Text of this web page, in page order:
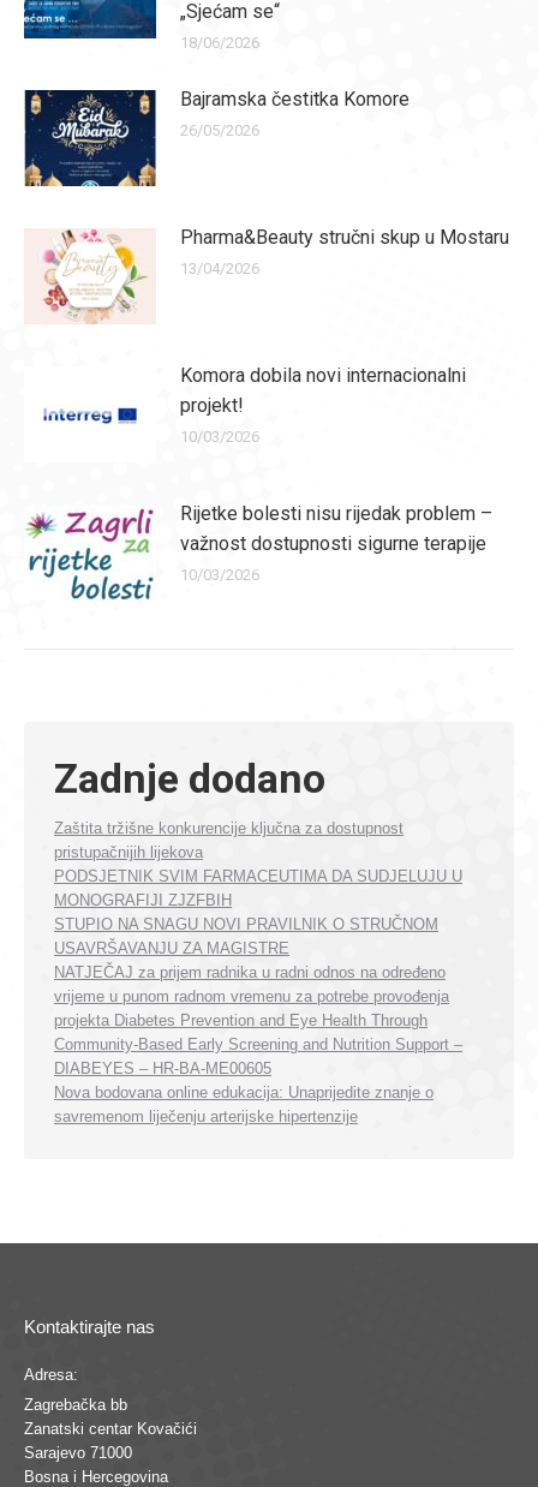
„Sjećam se“
18/06/2026
Bajramska čestitka Komore
26/05/2026
Pharma&Beauty stručni skup u Mostaru
13/04/2026
Komora dobila novi internacionalni
projekt!
10/03/2026
Rijetke bolesti nisu rijedak problem –
važnost dostupnosti sigurne terapije
10/03/2026
Zadnje dodano
Zaštita tržišne konkurencije ključna za dostupnost
pristupačnijih lijekova
PODSJETNIK SVIM FARMACEUTIMA DA SUDJELUJU U
MONOGRAFIJI ZJZFBIH
STUPIO NA SNAGU NOVI PRAVILNIK O STRUČNOM
USAVRŠAVANJU ZA MAGISTRE
NATJEČAJ za prijem radnika u radni odnos na određeno
vrijeme u punom radnom vremenu za potrebe provođenja
projekta Diabetes Prevention and Eye Health Through
Community-Based Early Screening and Nutrition Support –
DIABEYES – HR-BA-ME00605
Nova bodovana online edukacija: Unaprijedite znanje o
savremenom liječenju arterijske hipertenzije
Kontaktirajte nas
Adresa:
Zagrebačka bb
Zanatski centar Kovačići
Sarajevo 71000
Bosna i Hercegovina